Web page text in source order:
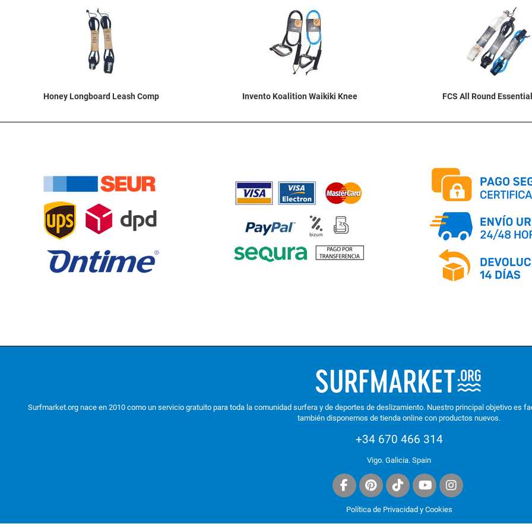
Añadir a la lista de deseos
Honey Longboard Leash Comp
Añadir a la lista de deseos
Invento Koalition Waikiki Knee FCS All Round
Surfmarket.org nace en 2010 como un servicio gratuito para toda la comunidad surfera y de deportes de deslizamiento. Nuestro principal objetivo es
también disponemos de tienda online con productos nuevos.
+34 670 466 314
Vigo. Galicia. Spain
Política de Privacidad y Cookies